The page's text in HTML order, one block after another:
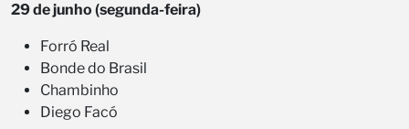
29 de junho (segunda-feira)
Forró Real
Bonde do Brasil
Chambinho
Diego Facó